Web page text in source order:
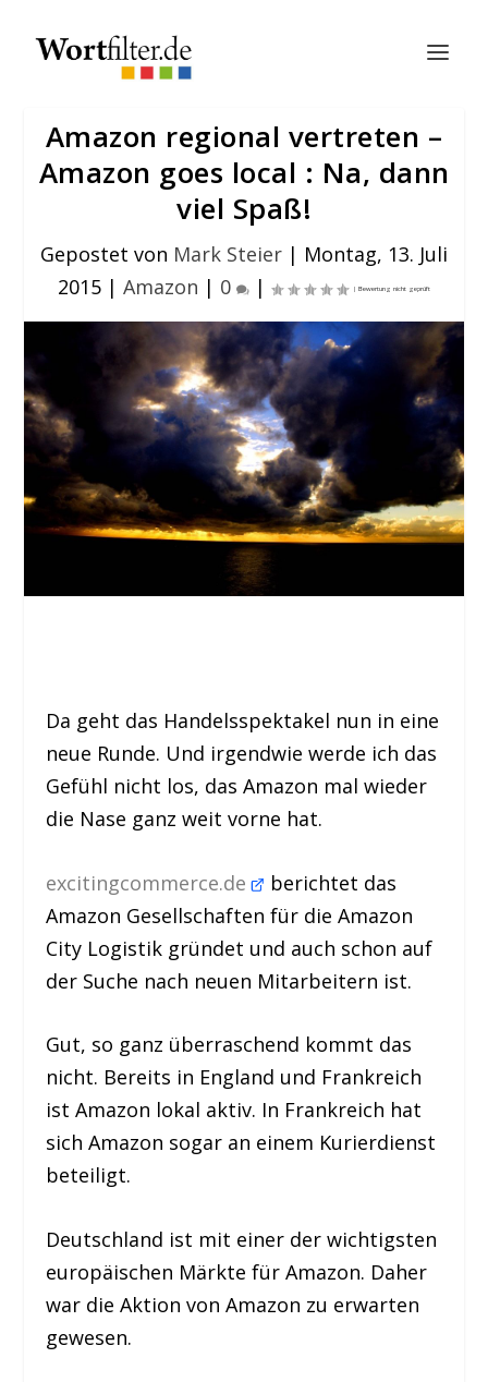
Amazon regional vertreten –
Amazon goes local : Na, dann
viel Spaß!
Gepostet von Mark Steier | Montag, 13. Juli
2015 | Amazon | 0 |
Da geht das Handelsspektakel nun in eine
neue Runde. Und irgendwie werde ich das
Gefühl nicht los, das Amazon mal wieder
die Nase ganz weit vorne hat.
excitingcommerce.de
berichtet das
Amazon Gesellschaften für die Amazon
City Logistik gründet und auch schon auf
der Suche nach neuen Mitarbeitern ist.
Gut, so ganz überraschend kommt das
nicht. Bereits in England und Frankreich
ist Amazon lokal aktiv. In Frankreich hat
sich Amazon sogar an einem Kurierdienst
beteiligt.
Deutschland ist mit einer der wichtigsten
europäischen Märkte für Amazon. Daher
war die Aktion von Amazon zu erwarten
gewesen.